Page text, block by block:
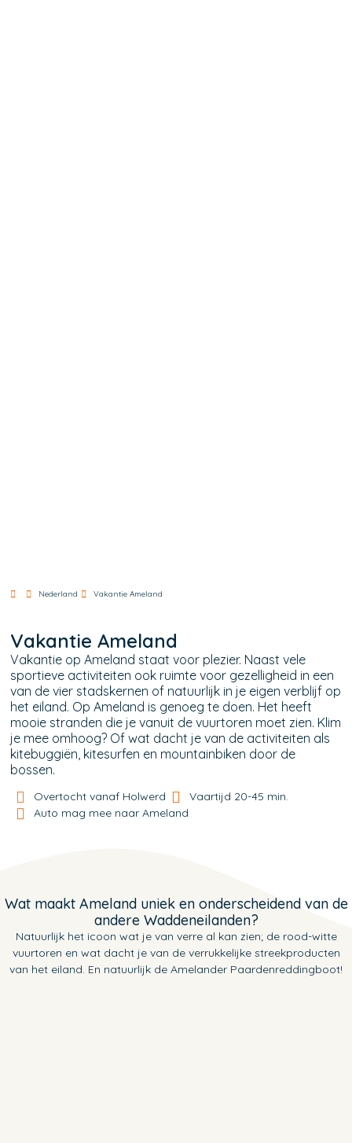
Nederland Vakantie Ameland
Vakantie Ameland
Vakantie op Ameland staat voor plezier. Naast vele
sportieve activiteiten ook ruimte voor gezelligheid in een
van de vier stadskernen of natuurlijk in je eigen verblijf op
het eiland. Op Ameland is genoeg te doen. Het heeft
mooie stranden die je vanuit de vuurtoren moet zien. Klim
je mee omhoog? Of wat dacht je van de activiteiten als
kitebuggiën, kitesurfen en mountainbiken door de
bossen.
Overtocht vanaf Holwerd
Vaartijd 20-45 min.
Auto mag mee naar Ameland
Wat maakt Ameland uniek en onderscheidend van de
andere Waddeneilanden?
Natuurlijk het icoon wat je van verre al kan zien; de rood-witte
vuurtoren en wat dacht je van de verrukkelijke streekproducten
van het eiland. En natuurlijk de Amelander Paardenreddingboot!